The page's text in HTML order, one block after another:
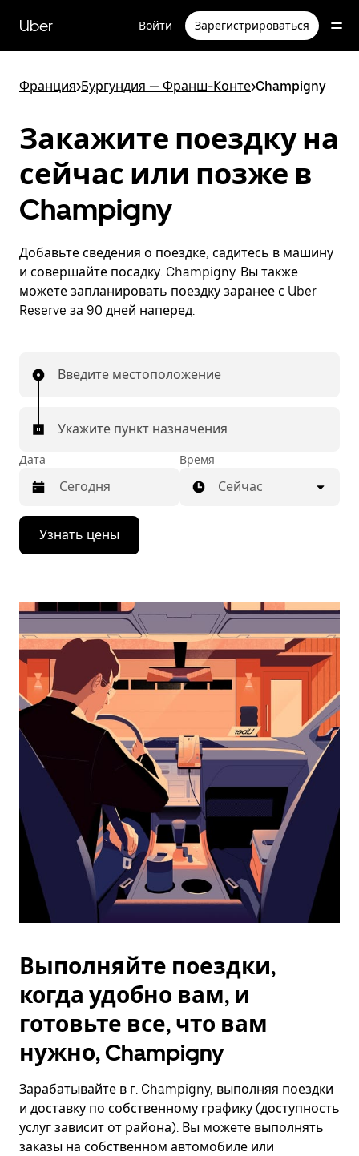
перейти
к
Uber Войти Зарегистрироваться
Франция>Бургундия — Франш-Конте>Champigny
Закажите поездку на
сейчас или позже в
Champigny
Добавьте сведения о поездке, садитесь в машину
и совершайте посадку. Champigny. Вы также
можете запланировать поездку заранее с Uber
Reserve за 90 дней наперед.
Введите местоположение
Укажите пункт назначения
Дата
Нажмите
стрелку
вниз,
календарю
выбрать
дату.
Чтобы
закрыть
календарь,
нажмите
Esc.
Время
Сейчас
Узнать цены
Выполняйте поездки,
когда удобно вам, и
готовьте все, что вам
нужно, Champigny
Зарабатывайте в г. Champigny, выполняя поездки
и доставку по собственному графику (доступность
услуг зависит от района). Вы можете выполнять
заказы на собственном автомобиле или